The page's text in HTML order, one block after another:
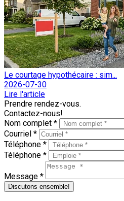
Le courtage hypothécaire : sim...
2026-07-30
Lire l'article
Prendre rendez-vous.
Contactez-nous!
Nom complet *
Courriel *
Téléphone *
Téléphone *
Message *
Discutons ensemble!